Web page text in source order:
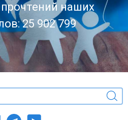
наших
25 902 799